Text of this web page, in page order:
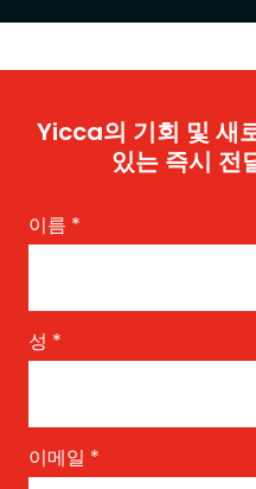
Yicca의 기회 및 새
있는 즉시 전
이름 *
성 *
이메일 *